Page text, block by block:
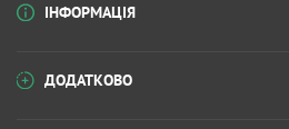
ІНФОРМАЦІЯ
ДОДАТКОВО